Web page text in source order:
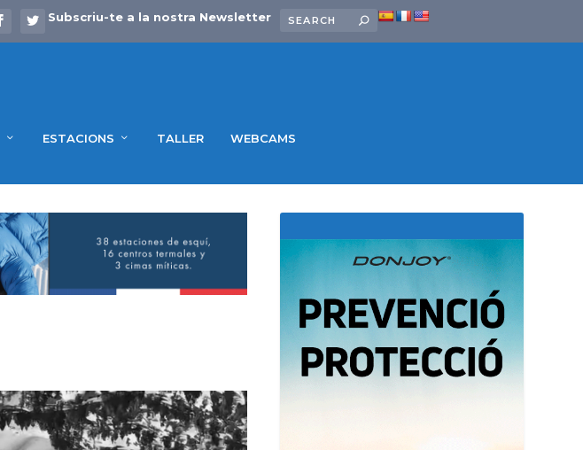
Subscriu-te a la nostra Newsletter
ESTACIONS TALLER WEBCAMS